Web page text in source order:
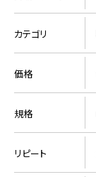
カテゴリ
価格
規格
リピート